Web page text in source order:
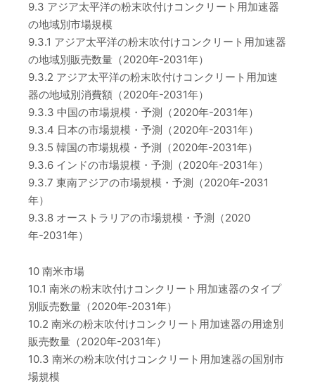
9.3 アジア太平洋の粉末吹付けコンクリート用加速器
の地域別市場規模
9.3.1 アジア太平洋の粉末吹付けコンクリート用加速器
の地域別販売数量（2020年-2031年）
9.3.2 アジア太平洋の粉末吹付けコンクリート用加速
器の地域別消費額（2020年-2031年）
9.3.3 中国の市場規模・予測（2020年-2031年）
9.3.4 日本の市場規模・予測（2020年-2031年）
9.3.5 韓国の市場規模・予測（2020年-2031年）
9.3.6 インドの市場規模・予測（2020年-2031年）
9.3.7 東南アジアの市場規模・予測（2020年-2031
年）
9.3.8 オーストラリアの市場規模・予測（2020
年-2031年）
10 南米市場
10.1 南米の粉末吹付けコンクリート用加速器のタイプ
別販売数量（2020年-2031年）
10.2 南米の粉末吹付けコンクリート用加速器の用途別
販売数量（2020年-2031年）
10.3 南米の粉末吹付けコンクリート用加速器の国別市
場規模